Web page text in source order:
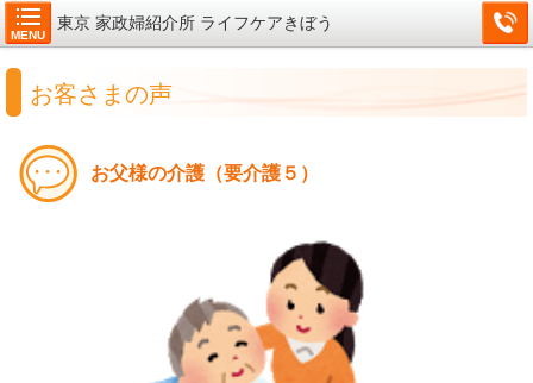
MENU
東京 家政婦紹介所 ライフケアきぼう
お客さまの声
お父様の介護（要介護５）